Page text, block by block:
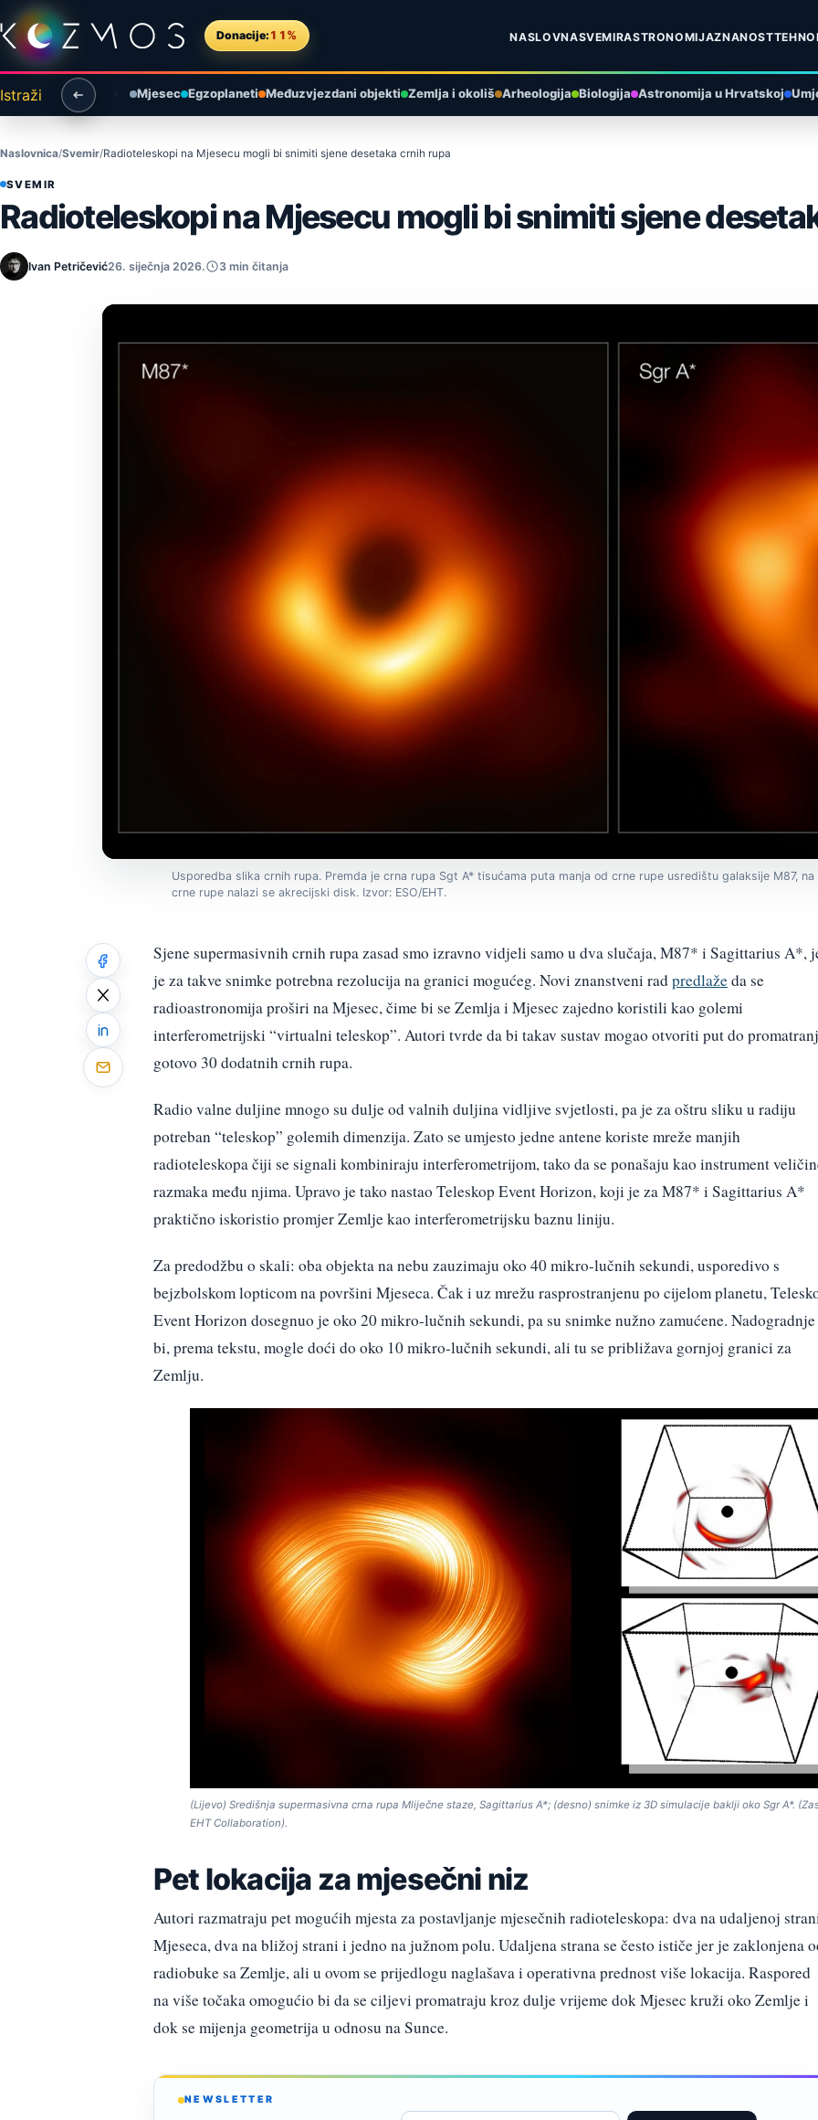
Preskoči na sadržaj
Donacije: 11% NASLOVNASVEMIRASTRONOMIJAZNANOST
Istraži Mjesec Egzoplaneti Međuzvjezdani objekti Zemlja i okoliš Arheologija Biologija Astronomija u Hrvatskoj
Naslovnica Svemir Radioteleskopi na Mjesecu mogli bi snimiti sjene desetaka crnih rupa
SVEMIR
Radioteleskopi na Mjesecu mogli bi snimiti sjene
Ivan Petričević26. siječnja 2026. 3 min čitanja
Usporedba slika crnih rupa. Premda je crna rupa Sgt A* tisućama puta manja od crne rupe usredištu galaksije M87,
crne rupe nalazi se akrecijski disk. Izvor: ESO/EHT.
Sjene supermasivnih crnih rupa zasad smo izravno vidjeli samo u dva slučaja, M87* i Sagittarius A*,
je za takve snimke potrebna rezolucija na granici mogućeg. Novi znanstveni radpredlažeda se
radioastronomija proširi na Mjesec, čime bi se Zemlja i Mjesec zajedno koristili kao golemi
interferometrijski “virtualni teleskop”. Autori tvrde da bi takav sustav mogao otvoriti put do
gotovo 30 dodatnih crnih rupa.
Radio valne duljine mnogo su dulje od valnih duljina vidljive svjetlosti, pa je za oštru sliku u radiju
potreban “teleskop” golemih dimenzija. Zato se umjesto jedne antene koriste mreže manjih
radioteleskopa čiji se signali kombiniraju interferometrijom, tako da se ponašaju kao instrument
razmaka među njima. Upravo je tako nastao Teleskop Event Horizon, koji je za M87* i Sagittarius A*
praktično iskoristio promjer Zemlje kao interferometrijsku baznu liniju.
Za predodžbu o skali: oba objekta na nebu zauzimaju oko 40 mikro-lučnih sekundi, usporedivo s
bejzbolskom lopticom na površini Mjeseca. Čak i uz mrežu rasprostranjenu po cijelom planetu,
Event Horizon dosegnuo je oko 20 mikro-lučnih sekundi, pa su snimke nužno zamućene. Nadogradnje
bi, prema tekstu, mogle doći do oko 10 mikro-lučnih sekundi, ali tu se približava gornjoj granici za
Zemlju.
(Lijevo) Središnja supermasivna crna rupa Mliječne staze, Sagittarius A*; (desno) snimke iz 3D simulacije baklji oko Sgr A*.
EHT Collaboration).
Pet lokacija za mjesečni niz
Autori razmatraju pet mogućih mjesta za postavljanje mjesečnih radioteleskopa: dva na udaljenoj
Mjeseca, dva na bližoj strani i jedno na južnom polu. Udaljena strana se često ističe jer je zaklonjena
radiobuke sa Zemlje, ali u ovom se prijedlogu naglašava i operativna prednost više lokacija. Raspored
na više točaka omogućio bi da se ciljevi promatraju kroz dulje vrijeme dok Mjesec kruži oko Zemlje i
dok se mijenja geometrija u odnosu na Sunce.
NEWSLETTER